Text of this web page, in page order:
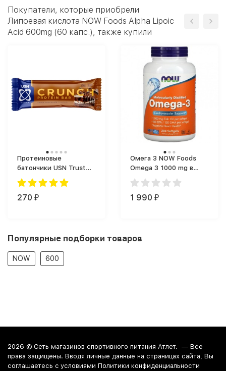
Покупатели, которые приобрели
Липоевая кислота NOW Foods Alpha Lipoic
Acid 600mg (60 капс.), также купили
Протеиновые
батончики USN Trust
Crunch Protein Bar (60
г)
270 ₽
Омега 3 NOW Foods
Omega 3 1000 mg в
капсулах (200 капс.)
1 990 ₽
Популярные подборки товаров
NOW 600
2026 © Сеть магазинов спортивного питания Атлет. — Все
права защищены. Вводя личные данные на страницах сайта, Вы
соглашаетесь c условиями Политики конфиденциальности